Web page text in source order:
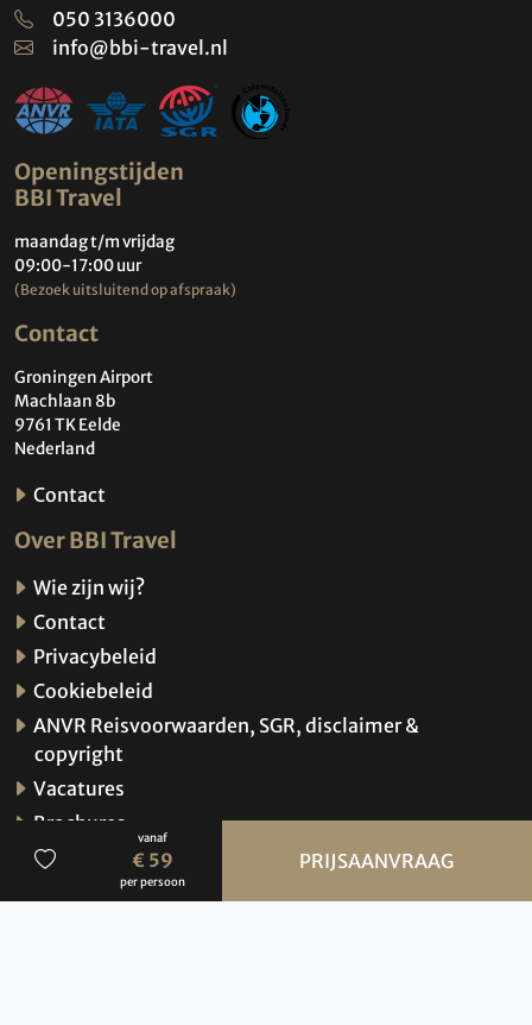
vanaf
€ 59
per persoon
PRIJSAANVRAAG
050 3136000
info@bbi-travel.nl
Openingstijden
BBI Travel
maandag t/m vrijdag
09:00-17:00 uur
(Bezoek uitsluitend op afspraak)
Contact
Groningen Airport
Machlaan 8b
9761 TK Eelde
Nederland
Contact
Over BBI Travel
Wie zijn wij?
Contact
Privacybeleid
Cookiebeleid
ANVR Reisvoorwaarden, SGR, disclaimer &
copyright
Vacatures
Brochures
Verzekeringen
Hoe werkt de website?